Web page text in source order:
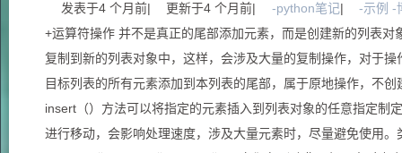
发表于4 个月前| 更新于4 个月前| -python笔记|
-示例 -
+运算符操作 并不是真正的尾部添加元素，而是创建新的列表
复制到新的列表对象中，这样，会涉及大量的复制操作，对于
目标列表的所有元素添加到本列表的尾部，属于原地操作，不
insert（）方法可以将指定的元素插入到列表对象的任意指定制
进行移动，会影响处理速度，涉及大量元素时，尽量避免使用